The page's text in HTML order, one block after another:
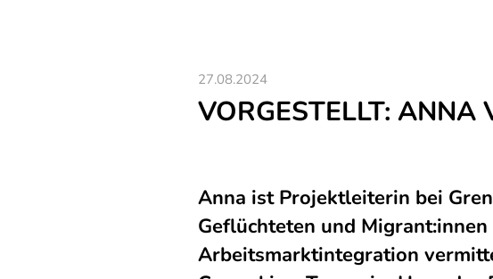
27.08.2024
VORGESTELLT: ANNA
Anna ist Projektleiterin bei
Geflüchteten und
Arbeitsmarktintegration